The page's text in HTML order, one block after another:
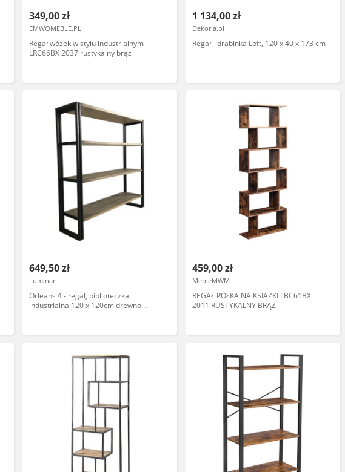
349,00 zł
EMWOMEBLE.PL
Regał wózek w stylu industrialnym
LRC66BX 2037 rustykalny brąz
1 134,00 zł
Dekoria.pl
Regał - drabinka Loft, 120 x 40 x 173 cm
649,50 zł
Iluminar
Orleans 4 - regał, biblioteczka
industrialna 120 x 120cm drewno
459,00 zł
MebleMWM
REGAŁ PÓŁKA NA KSIĄŻKI LBC61BX
2011 RUSTYKALNY BRĄZ